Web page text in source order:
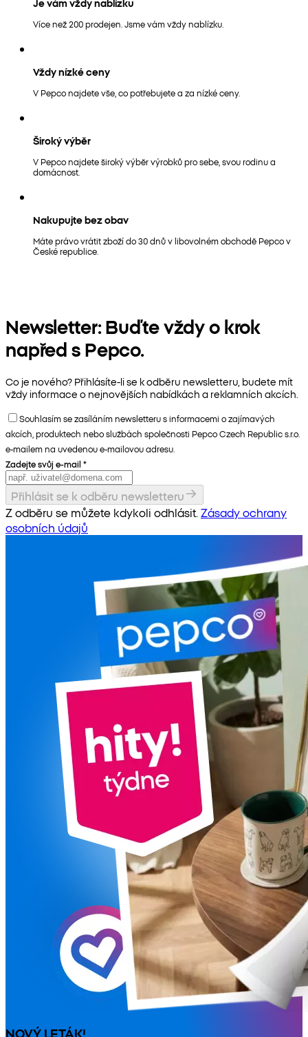
Více než 200 prodejen. Jsme vám vždy nablízku.
Vždy nízké ceny
V Pepco najdete vše, co potřebujete a za nízké ceny.
Široký výběr
V Pepco najdete široký výběr výrobků pro sebe, svou rodinu a
domácnost.
Nakupujte bez obav
Máte právo vrátit zboží do 30 dnů v libovolném obchodě Pepco v
České republice.
Newsletter: Buďte vždy o krok
napřed s Pepco.
Co je nového? Přihlásíte-li se k odběru newsletteru, budete mít
vždy informace o nejnovějších nabídkách a reklamních akcích.
Souhlasím se zasíláním newsletteru s informacemi o zajímavých
akcích, produktech nebo službách společnosti Pepco Czech Republic s.r.o.
e-mailem na uvedenou e-mailovou adresu.
Zadejte svůj e-mail *
Přihlásit se k odběru newsletteru
Z odběru se můžete kdykoli odhlásit. Zásady ochrany
osobních údajů
NOVÝ LETÁK!